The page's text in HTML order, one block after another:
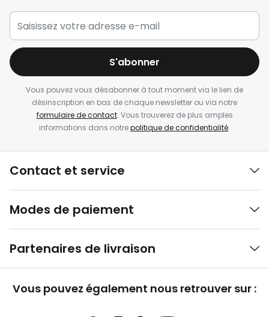
S'abonner
Vous pouvez vous désabonner à tout moment via le lien de
désinscription en bas de chaque newsletter ou via notre
formulaire de contact. Vous trouverez de plus amples
informations dans notrepolitique de confidentialité.
Contact et service
Modes de paiement
Partenaires de livraison
Vous pouvez également nous retrouver sur :